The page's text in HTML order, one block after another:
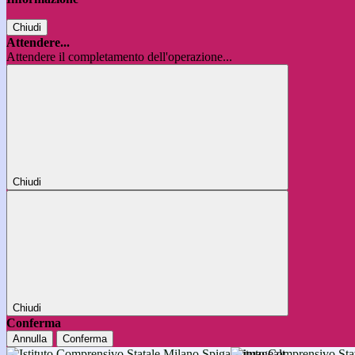
Chiudi
Attendere...
Attendere il completamento dell'operazione...
Chiudi
Chiudi
Conferma
Annulla Conferma